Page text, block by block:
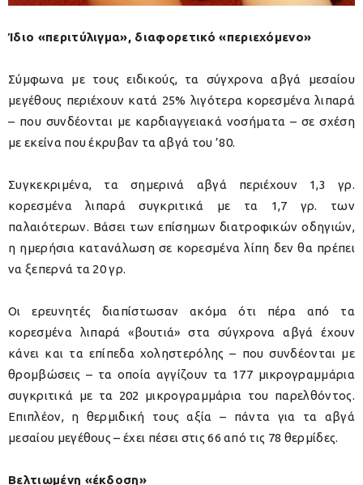
Ίδιο «περιτύλιγμα», διαφορετικό «περιεχόμενο»
Σύμφωνα με τους ειδικούς, τα σύγχρονα αβγά μεσαίου
μεγέθους περιέχουν κατά 25% λιγότερα κορεσμένα λιπαρά
– που συνδέονται με καρδιαγγειακά νοσήματα – σε σχέση
με εκείνα που έκρυβαν τα αβγά του ’80.
Συγκεκριμένα, τα σημερινά αβγά περιέχουν 1,3 γρ.
κορεσμένα λιπαρά συγκριτικά με τα 1,7 γρ. των
παλαιότερων. Βάσει των επίσημων διατροφικών οδηγιών,
η ημερήσια κατανάλωση σε κορεσμένα λίπη δεν θα πρέπει
να ξεπερνά τα 20 γρ.
Οι ερευνητές διαπίστωσαν ακόμα ότι πέρα από τα
κορεσμένα λιπαρά «βουτιά» στα σύγχρονα αβγά έχουν
κάνει και τα επίπεδα χοληστερόλης – που συνδέονται με
θρομβώσεις – τα οποία αγγίζουν τα 177 μικρογραμμάρια
συγκριτικά με τα 202 μικρογραμμάρια του παρελθόντος.
Επιπλέον, η θερμιδική τους αξία – πάντα για τα αβγά
μεσαίου μεγέθους – έχει πέσει στις 66 από τις 78 θερμίδες.
Βελτιωμένη «έκδοση»